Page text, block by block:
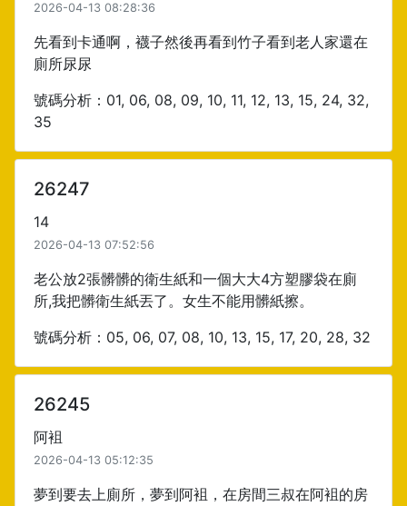
2026-04-13 08:28:36
先看到卡通啊，襪子然後再看到竹子看到老人家還在
廁所尿尿
號碼分析：01, 06, 08, 09, 10, 11, 12, 13, 15, 24, 32,
35
26247
14
2026-04-13 07:52:56
老公放2張髒髒的衛生紙和一個大大4方塑膠袋在廁
所,我把髒衛生紙丟了。女生不能用髒紙擦。
號碼分析：05, 06, 07, 08, 10, 13, 15, 17, 20, 28, 32
26245
阿袓
2026-04-13 05:12:35
夢到要去上廁所，夢到阿袓，在房間三叔在阿袓的房